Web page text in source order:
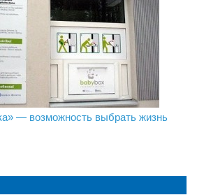
сильнейших в пляжном
— возможность выбрать жизнь
Даугавпилсское